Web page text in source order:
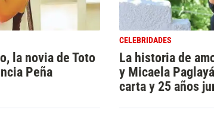
la novia de Toto
Peña
CELEBRIDADES
La historia de
y Micaela
carta y 25 años